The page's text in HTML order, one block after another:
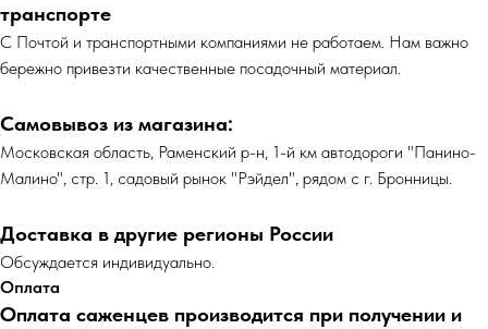
транспорте
С Почтой и транспортными компаниями не работаем. Нам важно
бережно привезти качественные посадочный материал.
Самовывоз из магазина:
Московская область, Раменский р-н, 1-й км автодороги "Панино-
Малино", стр. 1, садовый рынок "Рэйдел", рядом с г. Бронницы.
Доставка в другие регионы России
Обсуждается индивидуально.
Оплата
Оплата саженцев производится при получении и